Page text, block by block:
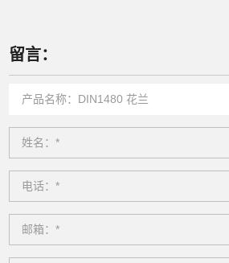
留言：